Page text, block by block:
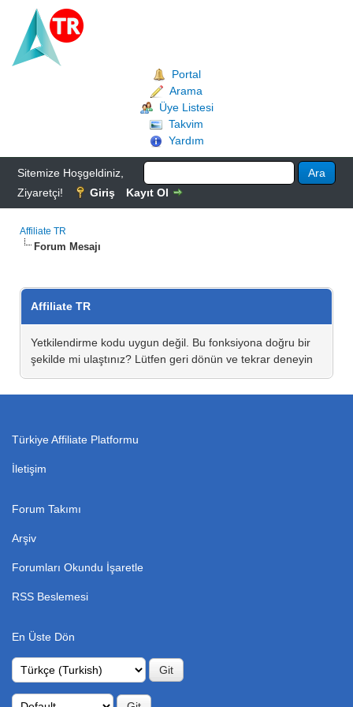
Portal
Arama
Üye Listesi
Takvim
Yardım
Sitemize Hoşgeldiniz,
Ziyaretçi!
Giriş Kayıt Ol
Affiliate TR
Forum Mesajı
Affiliate TR
Yetkilendirme kodu uygun değil. Bu fonksiyona doğru bir
şekilde mi ulaştınız? Lütfen geri dönün ve tekrar deneyin
Türkiye Affiliate Platformu
İletişim
Forum Takımı
Arşiv
Forumları Okundu İşaretle
RSS Beslemesi
En Üste Dön